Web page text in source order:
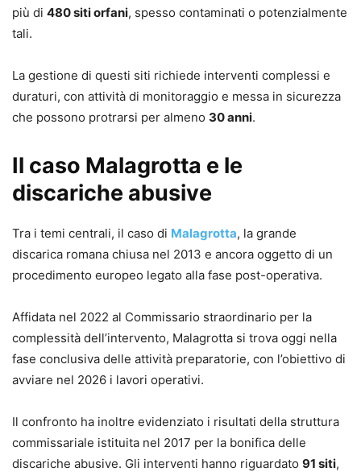
più di 480 siti orfani, spesso contaminati o potenzialmente
tali.
La gestione di questi siti richiede interventi complessi e
duraturi, con attività di monitoraggio e messa in sicurezza
che possono protrarsi per almeno 30 anni.
Il caso Malagrotta e le
discariche abusive
Tra i temi centrali, il caso di Malagrotta, la grande
discarica romana chiusa nel 2013 e ancora oggetto di un
procedimento europeo legato alla fase post-operativa.
Affidata nel 2022 al Commissario straordinario per la
complessità dell’intervento, Malagrotta si trova oggi nella
fase conclusiva delle attività preparatorie, con l’obiettivo di
avviare nel 2026 i lavori operativi.
Il confronto ha inoltre evidenziato i risultati della struttura
commissariale istituita nel 2017 per la bonifica delle
discariche abusive. Gli interventi hanno riguardato 91 siti,